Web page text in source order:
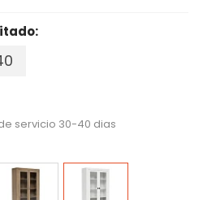
servicio 30-40 dias
CAMBRIAN/BLANCO
BLANCO